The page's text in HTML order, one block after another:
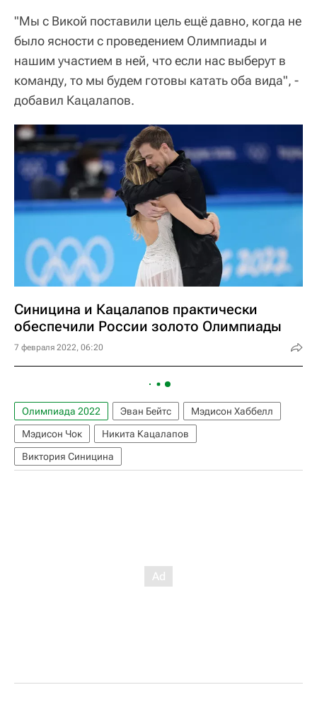
"Мы с Викой поставили цель ещё давно, когда не
было ясности с проведением Олимпиады и
нашим участием в ней, что если нас выберут в
команду, то мы будем готовы катать оба вида", -
добавил Кацалапов.
Синицина и Кацалапов практически
обеспечили России золото Олимпиады
7 февраля 2022, 06:20
Олимпиада 2022 Эван Бейтс
Мэдисон Хаббелл
Мэдисон Чок
Никита Кацалапов
Виктория Синицина